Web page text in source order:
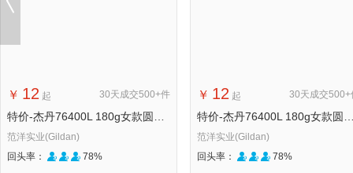
￥ 12 起 30天成交500+件
范洋实业(Gildan)
回头率：
78%
￥ 12 起 30天成交500+
范洋实业(Gildan)
回头率：
78%